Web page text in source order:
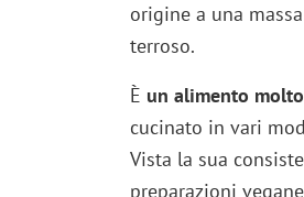
origine a una
terroso.
È un alimento
cucinato in vari
Vista la sua
preparazioni